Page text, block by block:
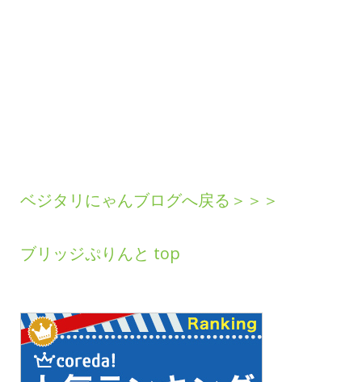
ベジタリにゃんブログへ戻る＞＞＞
ブリッジぷりんと top